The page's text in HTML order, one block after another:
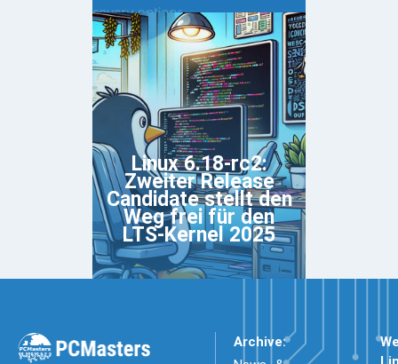
Linux 6.18-rc2:
Zweiter Release
Candidate stellt den
Weg frei für den
LTS-Kernel 2025
Archive: